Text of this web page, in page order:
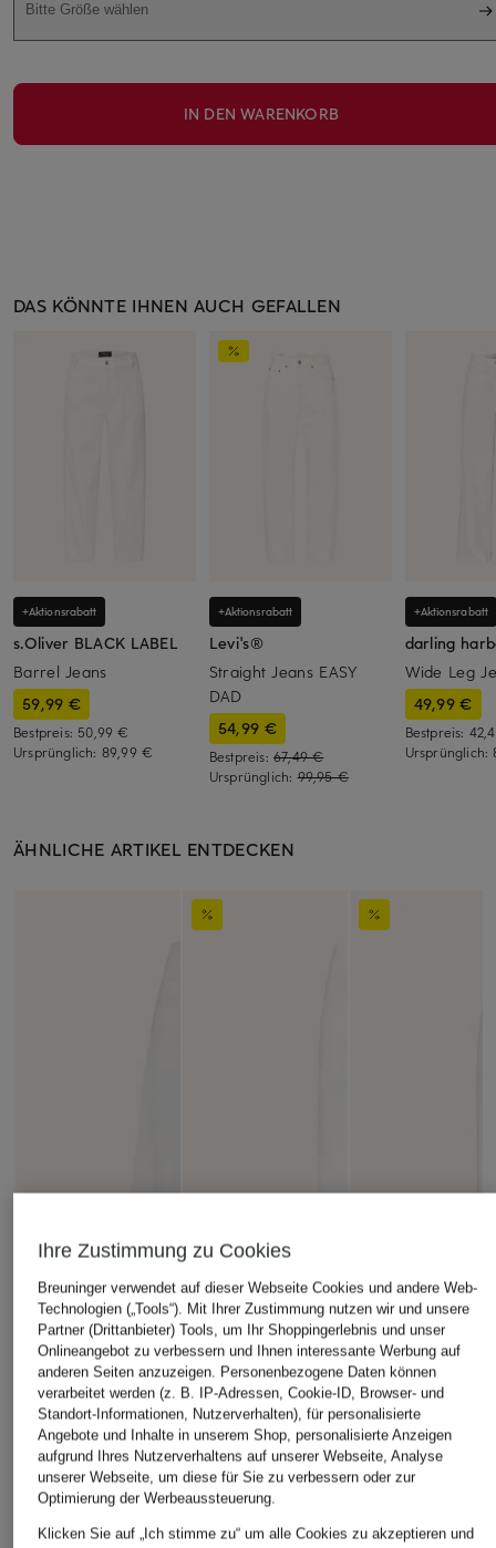
Bitte Größe wählen
IN DEN WARENKORB
DAS KÖNNTE IHNEN AUCH GEFALLEN
+Aktionsrabatt
s.Oliver BLACK LABEL
Barrel Jeans
59,99 €
Bestpreis: 50,99 €
Ursprünglich: 89,99 €
+Aktionsrabatt
Levi's®
Straight Jeans EASY
DAD
54,99 €
Bestpreis: 67,49 €
Ursprünglich:99,95 €
+Aktionsrabatt
darling
Wide Leg
49,99 €
Bestpreis:
Ursprünglich:
ÄHNLICHE ARTIKEL ENTDECKEN
OPUS +Aktionsrabatt BETTY&CO
Ihre Zustimmung zu Cookies
Breuninger verwendet auf dieser Webseite Cookies und andere Web-
Technologien („Tools“). Mit Ihrer Zustimmung nutzen wir und unsere
Partner (Drittanbieter) Tools, um Ihr Shoppingerlebnis und unser
Onlineangebot zu verbessern und Ihnen interessante Werbung auf
anderen Seiten anzuzeigen. Personenbezogene Daten können
verarbeitet werden (z. B. IP-Adressen, Cookie-ID, Browser- und
Standort-Informationen, Nutzerverhalten), für personalisierte
Angebote und Inhalte in unserem Shop, personalisierte Anzeigen
aufgrund Ihres Nutzerverhaltens auf unserer Webseite, Analyse
unserer Webseite, um diese für Sie zu verbessern oder zur
Optimierung der Werbeaussteuerung.
Klicken Sie auf „Ich stimme zu“ um alle Cookies zu akzeptieren und